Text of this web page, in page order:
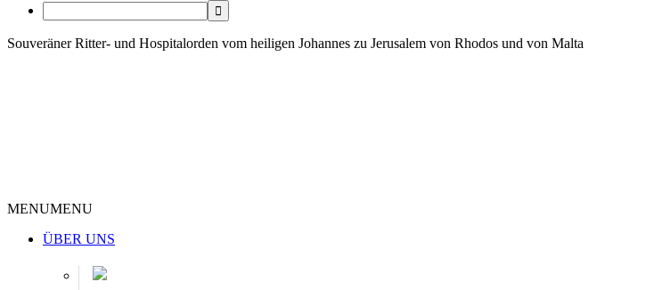
Souveräner Ritter- und Hospitalorden vom heiligen Johannes zu Jerusalem von Rhodos und von Malta
MENUMENU
ÜBER UNS